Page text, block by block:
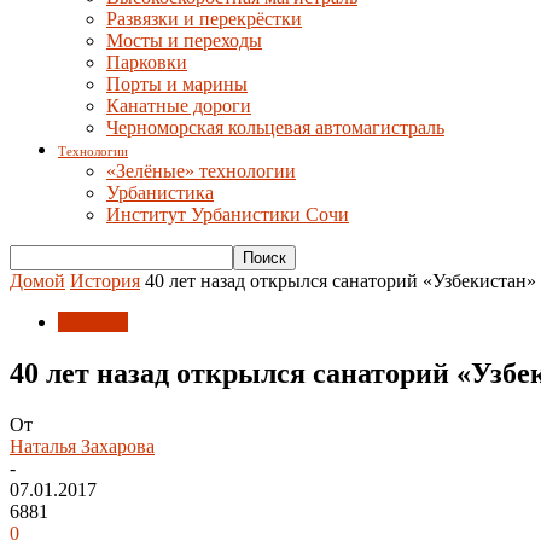
Развязки и перекрёстки
Мосты и переходы
Парковки
Порты и марины
Канатные дороги
Черноморская кольцевая автомагистраль
Технологии
«Зелёные» технологии
Урбанистика
Институт Урбанистики Сочи
Домой История 40 лет назад открылся санаторий «Узбекистан»
40 лет назад открылся санаторий
От
Наталья Захарова
-
07.01.2017
6881
0